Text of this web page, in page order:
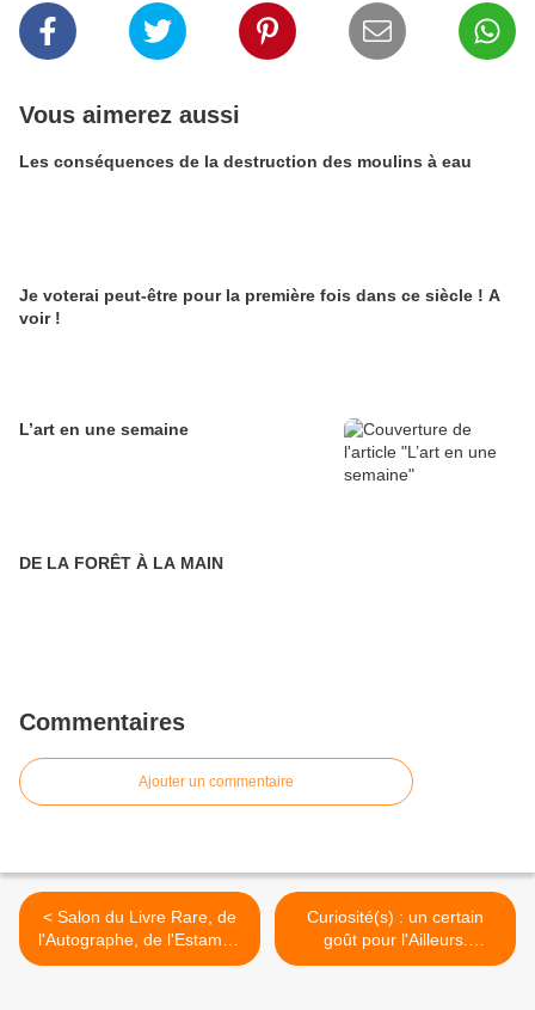
Vous aimerez aussi
Les conséquences de la destruction des moulins à eau
Je voterai peut-être pour la première fois dans ce siècle ! A
voir !
L’art en une semaine
DE LA FORÊT À LA MAIN
Commentaires
Ajouter un commentaire
< Salon du Livre Rare, de
l'Autographe, de l'Estampe
et du Dessin.
Curiosité(s) : un certain
goût pour l'Ailleurs.
Collectionneurs angevins